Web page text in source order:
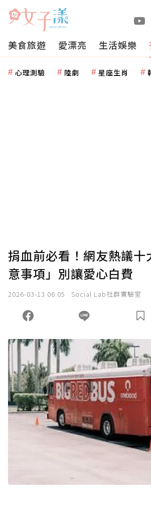
美食旅遊 愛漂亮 生活娛樂
心理測驗 陸劇 星座生肖
捐血前必看！網友熱議十
意事項」別讓愛心白費
2026-03-13 06:05 Social Lab社群實驗室